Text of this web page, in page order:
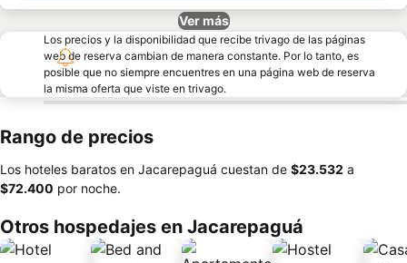
Ver más
Los precios y la disponibilidad que recibe trivago de las páginas
web de reserva cambian de manera constante. Por lo tanto, es
posible que no siempre encuentres en una página web de reserva
la misma oferta que viste en trivago.
Rango de precios
Los hoteles baratos en Jacarepaguá cuestan de ‎$23.532 a
‎$72.400 por noche.
Otros hospedajes en Jacarepaguá